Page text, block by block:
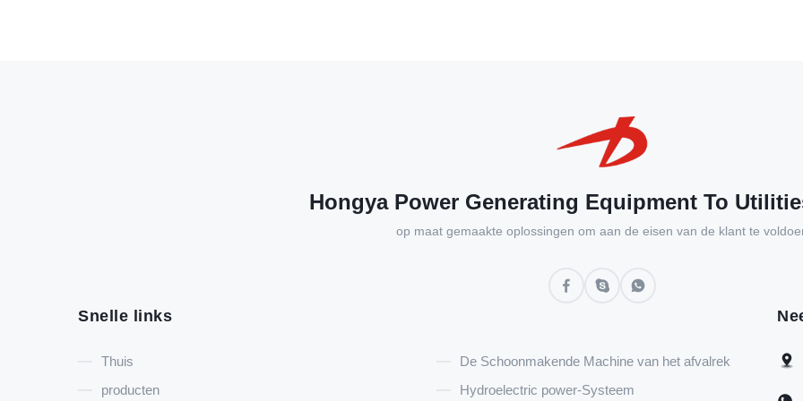
Hongya Power Generating Equipment To
op maat gemaakte oplossingen om aan de eisen van de klant te
Snelle links
Thuis
producten
De Schoonmakende Machine van het afvalrek
Hydroelectric power-Systeem